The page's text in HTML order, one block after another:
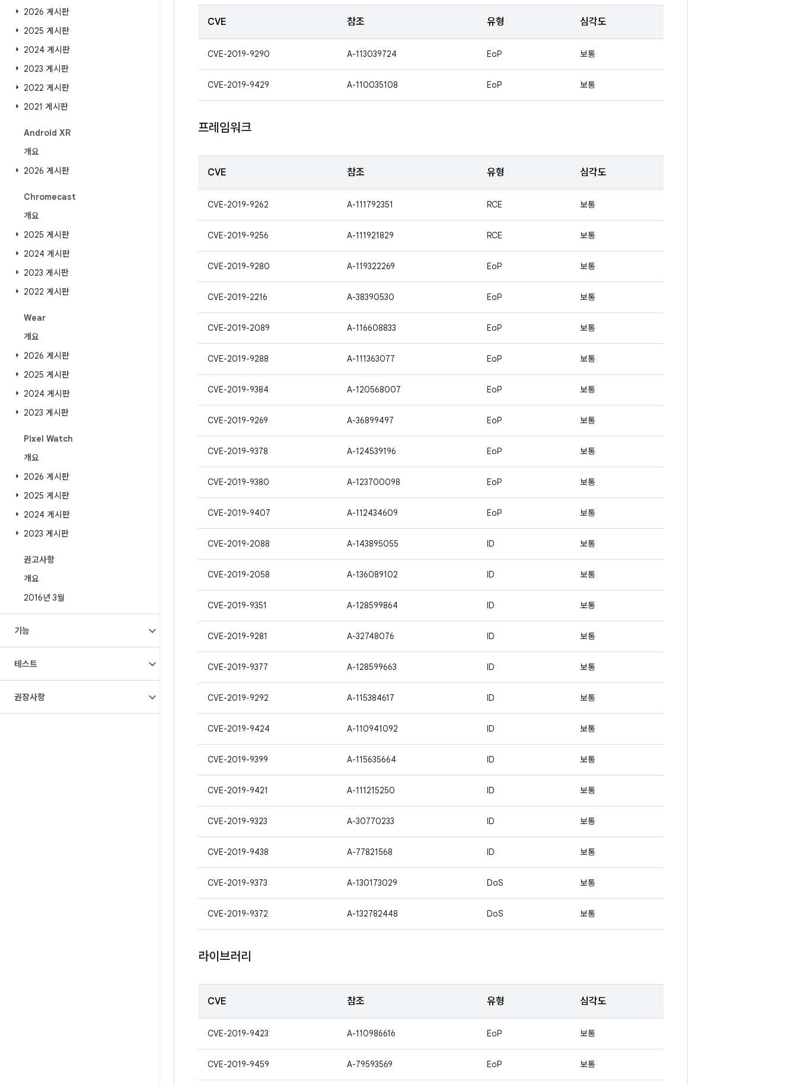
2026 게시판
2025 게시판
2024 게시판
2023 게시판
2022 게시판
2021 게시판
Android XR
개요
2026 게시판
Chromecast
개요
2025 게시판
2024 게시판
2023 게시판
2022 게시판
Wear
개요
2026 게시판
2025 게시판
2024 게시판
2023 게시판
Pixel Watch
개요
2026 게시판
2025 게시판
2024 게시판
2023 게시판
권고사항
개요
2016년 3월
기능
테스트
권장사항
CVE 참조 유형 심각도
CVE-2019-9290 A-113039724 EoP 보통
CVE-2019-9429 A-110035108 EoP 보통
프레임워크
CVE 참조 유형 심각도
CVE-2019-9262 A-111792351 RCE 보통
CVE-2019-9256 A-111921829 RCE 보통
CVE-2019-9280 A-119322269 EoP 보통
CVE-2019-2216 A-38390530 EoP 보통
CVE-2019-2089 A-116608833 EoP 보통
CVE-2019-9288 A-111363077 EoP 보통
CVE-2019-9384 A-120568007 EoP 보통
CVE-2019-9269 A-36899497 EoP 보통
CVE-2019-9378 A-124539196 EoP 보통
CVE-2019-9380 A-123700098 EoP 보통
CVE-2019-9407 A-112434609 EoP 보통
CVE-2019-2088 A-143895055 ID 보통
CVE-2019-2058 A-136089102 ID 보통
CVE-2019-9351 A-128599864 ID 보통
CVE-2019-9281 A-32748076 ID 보통
CVE-2019-9377 A-128599663 ID 보통
CVE-2019-9292 A-115384617 ID 보통
CVE-2019-9424 A-110941092 ID 보통
CVE-2019-9399 A-115635664 ID 보통
CVE-2019-9421 A-111215250 ID 보통
CVE-2019-9323 A-30770233 ID 보통
CVE-2019-9438 A-77821568 ID 보통
CVE-2019-9373 A-130173029 DoS 보통
CVE-2019-9372 A-132782448 DoS 보통
라이브러리
CVE 참조 유형 심각도
CVE-2019-9423 A-110986616 EoP 보통
CVE-2019-9459 A-79593569 EoP 보통